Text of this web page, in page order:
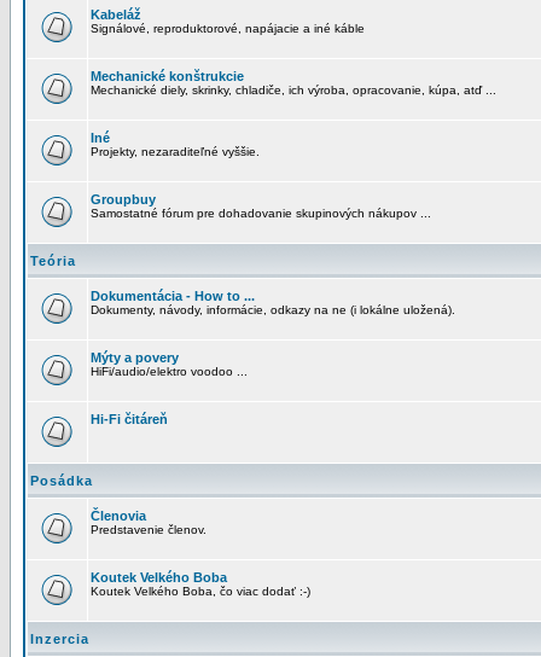
Kabeláž
Signálové, reproduktorové, napájacie a iné káble
Mechanické konštrukcie
Mechanické diely, skrinky, chladiče, ich výroba, opracovanie, kúpa, atď ...
Iné
Projekty, nezaraditeľné vyššie.
Groupbuy
Samostatné fórum pre dohadovanie skupinových nákupov ...
Teória
Dokumentácia - How to ...
Dokumenty, návody, informácie, odkazy na ne (i lokálne uložená).
Mýty a povery
HiFi/audio/elektro voodoo ...
Hi-Fi čitáreň
Posádka
Členovia
Predstavenie členov.
Koutek Velkého Boba
Koutek Velkého Boba, čo viac dodať :-)
Inzercia